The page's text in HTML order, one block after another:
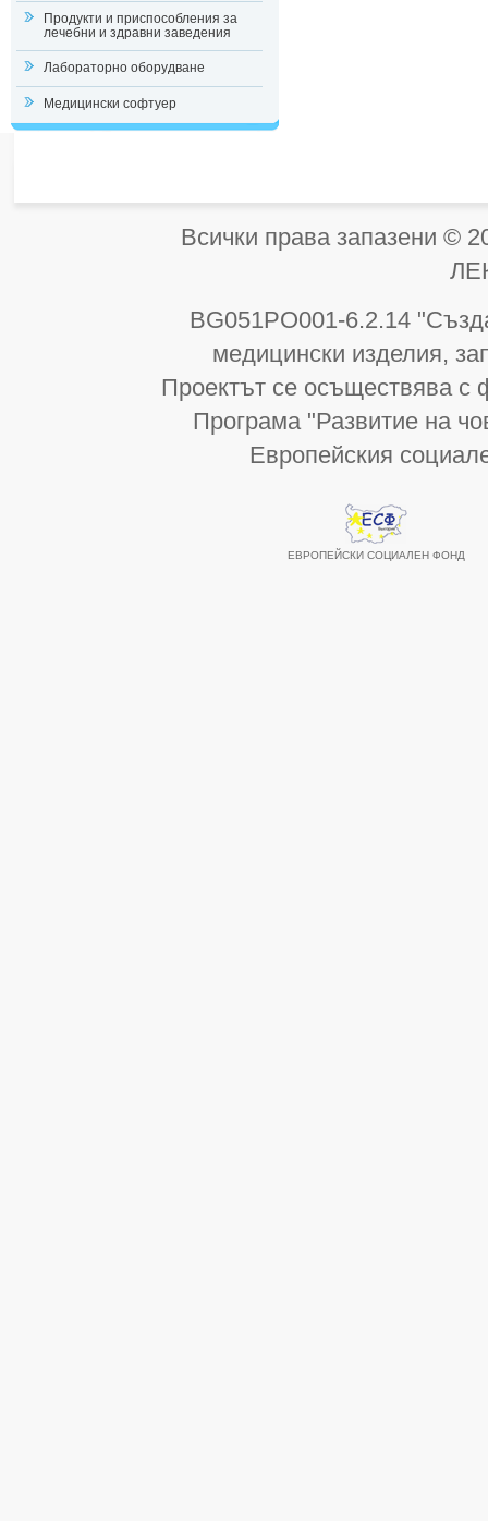
Продукти и приспособления за
лечебни и здравни заведения
Лабораторно оборудване
Медицински софтуер
Всички права запазени
BG051PO001-6.2.14
медицински изделия,
Проектът се осъществява с
Програма "Развитие на
Европейския
ЕВРОПЕЙСКИ СОЦИАЛЕН ФОНД